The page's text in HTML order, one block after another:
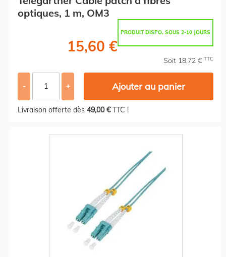
optiques, 1 m, OM3
PRODUIT DISPO. SOUS 2-10 JOURS
15,60 €
Soit 18,72 € TTC
- + Ajouter au panier
Livraison offerte dès 49,00 €TTC !